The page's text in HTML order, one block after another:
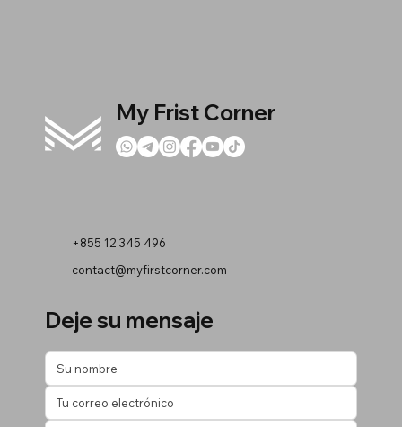
My Frist Corner
+855 12 345 496
contact@myfirstcorner.com
Deje su mensaje